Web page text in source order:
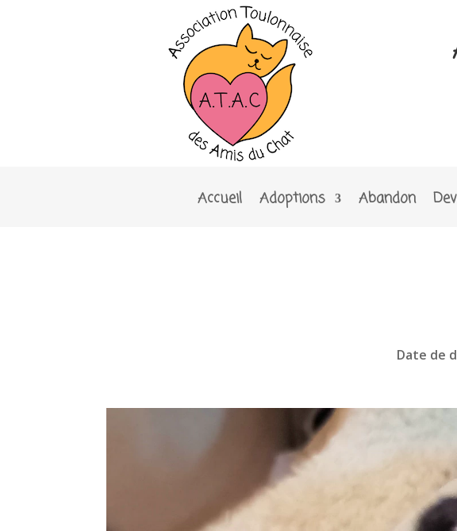
Accueil Adoptions Abandon
Date de